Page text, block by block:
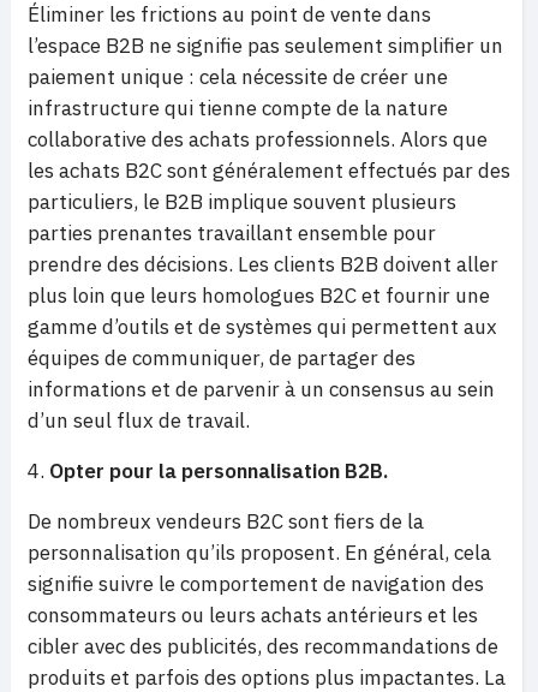
Éliminer les frictions au point de vente dans
l’espace B2B ne signifie pas seulement simplifier un
paiement unique : cela nécessite de créer une
infrastructure qui tienne compte de la nature
collaborative des achats professionnels. Alors que
les achats B2C sont généralement effectués par des
particuliers, le B2B implique souvent plusieurs
parties prenantes travaillant ensemble pour
prendre des décisions. Les clients B2B doivent aller
plus loin que leurs homologues B2C et fournir une
gamme d’outils et de systèmes qui permettent aux
équipes de communiquer, de partager des
informations et de parvenir à un consensus au sein
d’un seul flux de travail.
Opter pour la personnalisation B2B.
De nombreux vendeurs B2C sont fiers de la
personnalisation qu’ils proposent. En général, cela
signifie suivre le comportement de navigation des
consommateurs ou leurs achats antérieurs et les
cibler avec des publicités, des recommandations de
produits et parfois des options plus impactantes. La